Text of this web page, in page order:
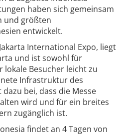
haben sich gemeinsam
und größten
entwickelt.
International Expo, liegt
und ist sowohl für
Besucher leicht zu
Infrastruktur des
bei, dass die Messe
wird und für ein breites
zugänglich ist.
findet an 4 Tagen von